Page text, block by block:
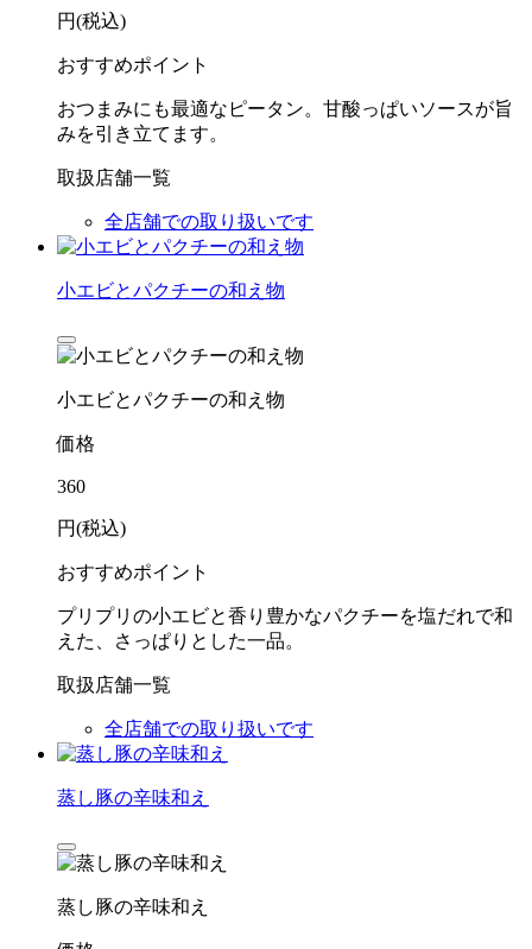
円(税込)
おすすめポイント
おつまみにも最適なピータン。甘酸っぱいソースが旨
みを引き立てます。
取扱店舗一覧
全店舗での取り扱いです
小エビとパクチーの和え物
小エビとパクチーの和え物
価格
360
円(税込)
おすすめポイント
プリプリの小エビと香り豊かなパクチーを塩だれで和
えた、さっぱりとした一品。
取扱店舗一覧
全店舗での取り扱いです
蒸し豚の辛味和え
蒸し豚の辛味和え